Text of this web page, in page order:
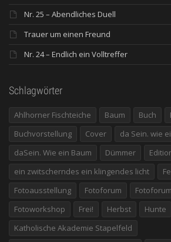
Nr. 25 – Abendliches Duell
Trauer um einen Freund
Nr. 24 – Endlich ein Volltreffer
Schlagwörter
Ahlhorner Fischteiche Baum Buch
Buchvorstellung
Cover
da Sein. wie
daSein. Wie ein Baum
Dümmer
ein zwitscherndes ein klingendes licht
Fotoausstellung
Fotoforum
Fotoworkshop
Frei! Herbst Hunte
Katholische Akademie Stapelfeld